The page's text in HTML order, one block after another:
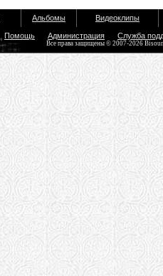
Альбомы Видеоклипы
Помощь Администрация Служба
Все права защищены © 2007-2026